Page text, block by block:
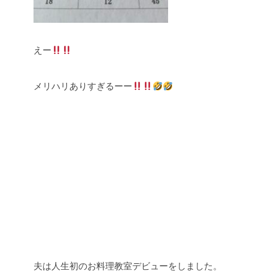
えー
メリハリありすぎるーー
夫は人生初のお料理教室デビューをしました。